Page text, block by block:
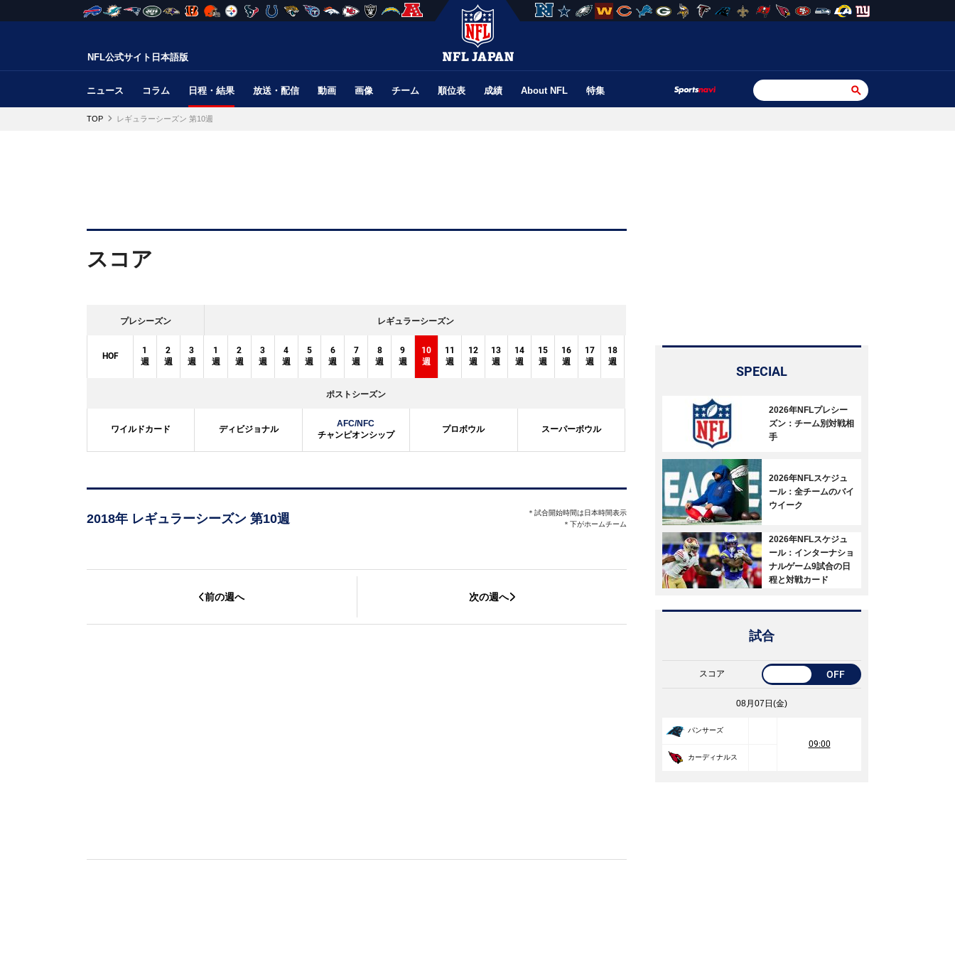
NFL公式サイト日本語版
ニュース コラム 日程・結果 放送・配信 動画 画像 チーム 順位表 成績 About NFL 特集
TOP レギュラーシーズン 第10週
スコア
プレシーズン
HOF
1
週
2
週
3
週
レギュラーシーズン
1
週
2
週
3
週
4
週
5
週
6
週
7
週
8
週
9
週
10
週
11
週
12
週
13
週
14
週
15
週
16
週
17
週
18
週
ポストシーズン
ワイルドカード ディビジョナル
AFC/NFC
チャンピオンシップ
プロボウル スーパーボウル
2018年 レギュラーシーズン 第10週
＊試合開始時間は日本時間表示
＊下がホームチーム
前の週へ 次の週へ
SPECIAL
2026年NFLプレシー
ズン：チーム別対戦相
手
2026年NFLスケジュ
ール：全チームのバイ
ウイーク
2026年NFLスケジュ
ール：インターナショ
ナルゲーム9試合の日
程と対戦カード
試合
スコア OFF
08月07日(金)
パンサーズ
09:00
カーディナルス